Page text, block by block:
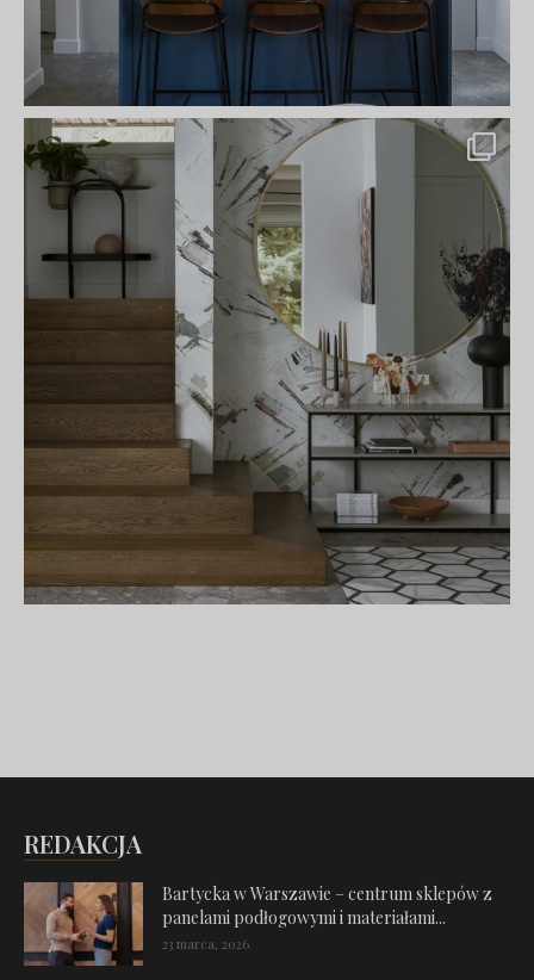
REDAKCJA
Bartycka w Warszawie – centrum sklepów z
panelami podłogowymi i materiałami...
23 marca, 2026